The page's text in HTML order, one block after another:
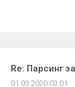
Re: Парсинг
01.03.2020 03:01